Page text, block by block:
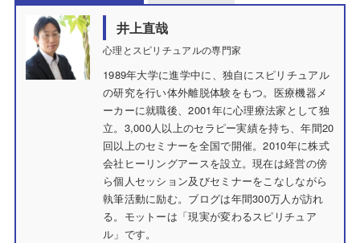
井上直哉
心理とスピリチュアルの専門家
1989年大学に進学中に、独自にスピリチュアル
の研究を行い体外離脱体験をもつ。医療機器メ
ーカーに就職後、2001年に心理療法家として独
立。3,000人以上のセラピー実績を持ち、年間20
回以上のセミナーを全国で開催。2010年に株式
会社ヒーリングアースを設立。現在は経営の傍
ら個人セッション及びセミナーをこなしながら
執筆活動に励む。ブログは年間300万人が訪れ
る。モットーは「現実が変わるスピリチュア
ル」です。